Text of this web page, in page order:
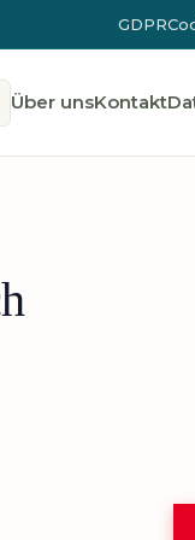
GDPR
Über unsKontakt